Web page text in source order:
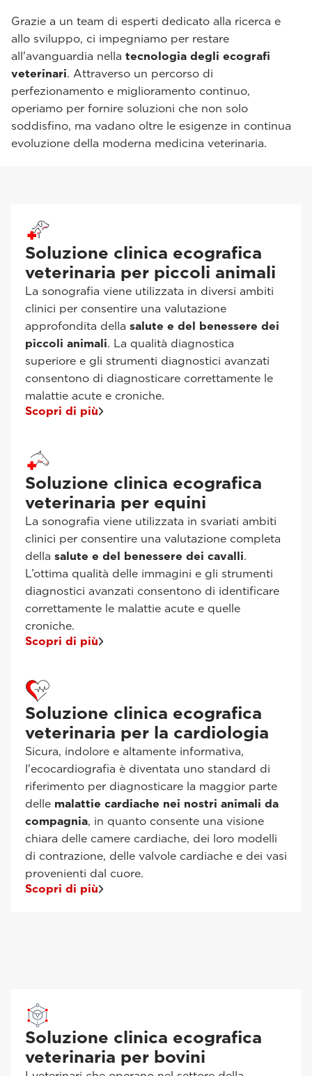
Grazie a un team di esperti dedicato alla ricerca e
allo sviluppo, ci impegniamo per restare
all'avanguardia nella tecnologia degli ecografi
veterinari. Attraverso un percorso di
perfezionamento e miglioramento continuo,
operiamo per fornire soluzioni che non solo
soddisfino, ma vadano oltre le esigenze in continua
evoluzione della moderna medicina veterinaria.
Soluzione clinica ecografica
veterinaria per piccoli animali
La sonografia viene utilizzata in diversi ambiti
clinici per consentire una valutazione
approfondita della salute e del benessere dei
piccoli animali. La qualità diagnostica
superiore e gli strumenti diagnostici avanzati
consentono di diagnosticare correttamente le
malattie acute e croniche.
Scopri di più
Soluzione clinica ecografica
veterinaria per equini
La sonografia viene utilizzata in svariati ambiti
clinici per consentire una valutazione completa
della salute e del benessere dei cavalli.
L’ottima qualità delle immagini e gli strumenti
diagnostici avanzati consentono di identificare
correttamente le malattie acute e quelle
croniche.
Scopri di più
Soluzione clinica ecografica
veterinaria per la cardiologia
Sicura, indolore e altamente informativa,
l'ecocardiografia è diventata uno standard di
riferimento per diagnosticare la maggior parte
delle malattie cardiache nei nostri animali da
compagnia, in quanto consente una visione
chiara delle camere cardiache, dei loro modelli
di contrazione, delle valvole cardiache e dei vasi
provenienti dal cuore.
Scopri di più
Soluzione clinica ecografica
veterinaria per bovini